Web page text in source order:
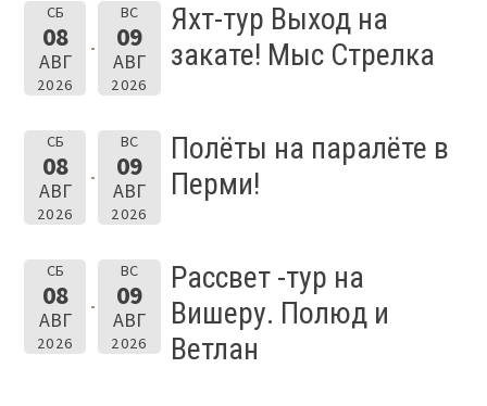
СБ
08
АВГ
2026
ВС
09
АВГ
2026
Яхт-тур Выход на
закате! Мыс Стрелка
СБ
08
АВГ
2026
ВС
09
АВГ
2026
Полёты на паралёте в
Перми!
СБ
08
АВГ
2026
ВС
09
АВГ
2026
Рассвет -тур на
Вишеру. Полюд и
Ветлан